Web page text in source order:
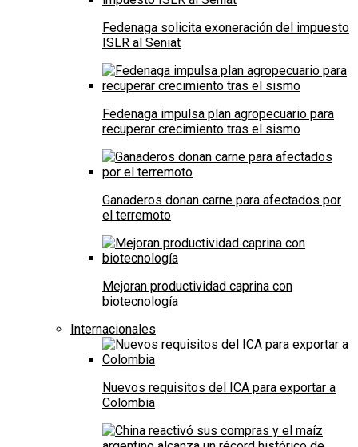
Fedenaga solicita exoneración del impuesto
ISLR al Seniat
Fedenaga impulsa plan agropecuario para
recuperar crecimiento tras el sismo
Ganaderos donan carne para afectados por
el terremoto
Mejoran productividad caprina con
biotecnología
Internacionales
Nuevos requisitos del ICA para exportar a
Colombia